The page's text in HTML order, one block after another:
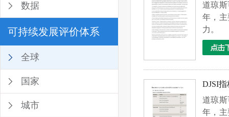
数据
可持续发展评价体系
全球
国家
城市
道琼斯
年，
力。
DJSI
道琼斯
年，